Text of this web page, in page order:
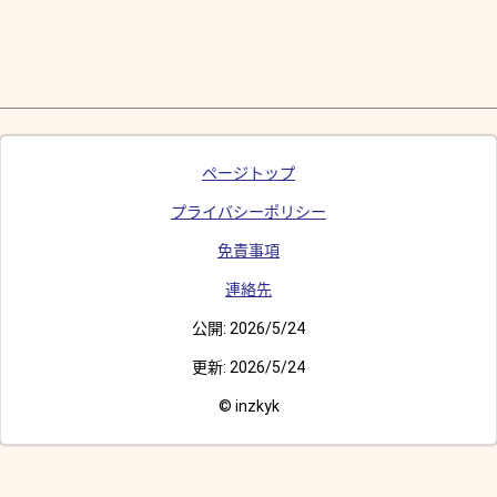
ページトップ
プライバシーポリシー
免責事項
連絡先
公開: 2026/5/24
更新: 2026/5/24
© inzkyk